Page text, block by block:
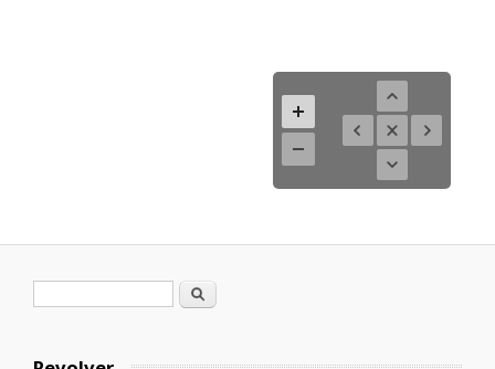
Formulario de búsqueda
Buscar